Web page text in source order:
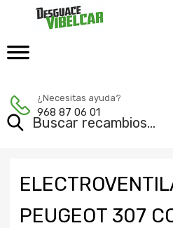
¿Necesitas ayuda?
968 87 06 01
PEUGEOT 307